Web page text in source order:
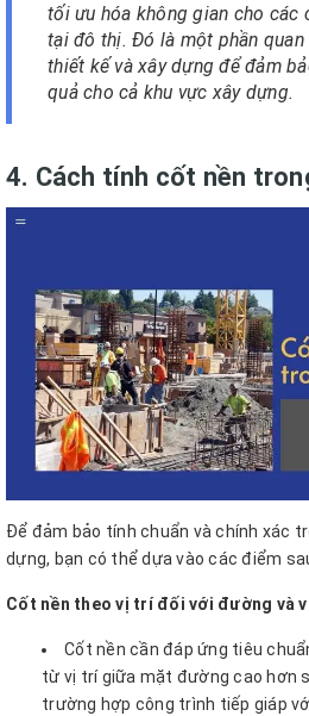
tối ưu hóa không gian cho các
tại đô thị. Đó là một phần
thiết kế và xây dựng để đảm
quả cho cả khu vực xây dựng.
4. Cách tính cốt nền
Để đảm bảo tính chuẩn và chính xác
dựng, bạn có thể dựa vào các điểm
Cốt nền theo vị trí đối với đường và
Cốt nền cần đáp ứng tiêu
từ vị trí giữa mặt đường cao hơn
trường hợp công trình tiếp giáp